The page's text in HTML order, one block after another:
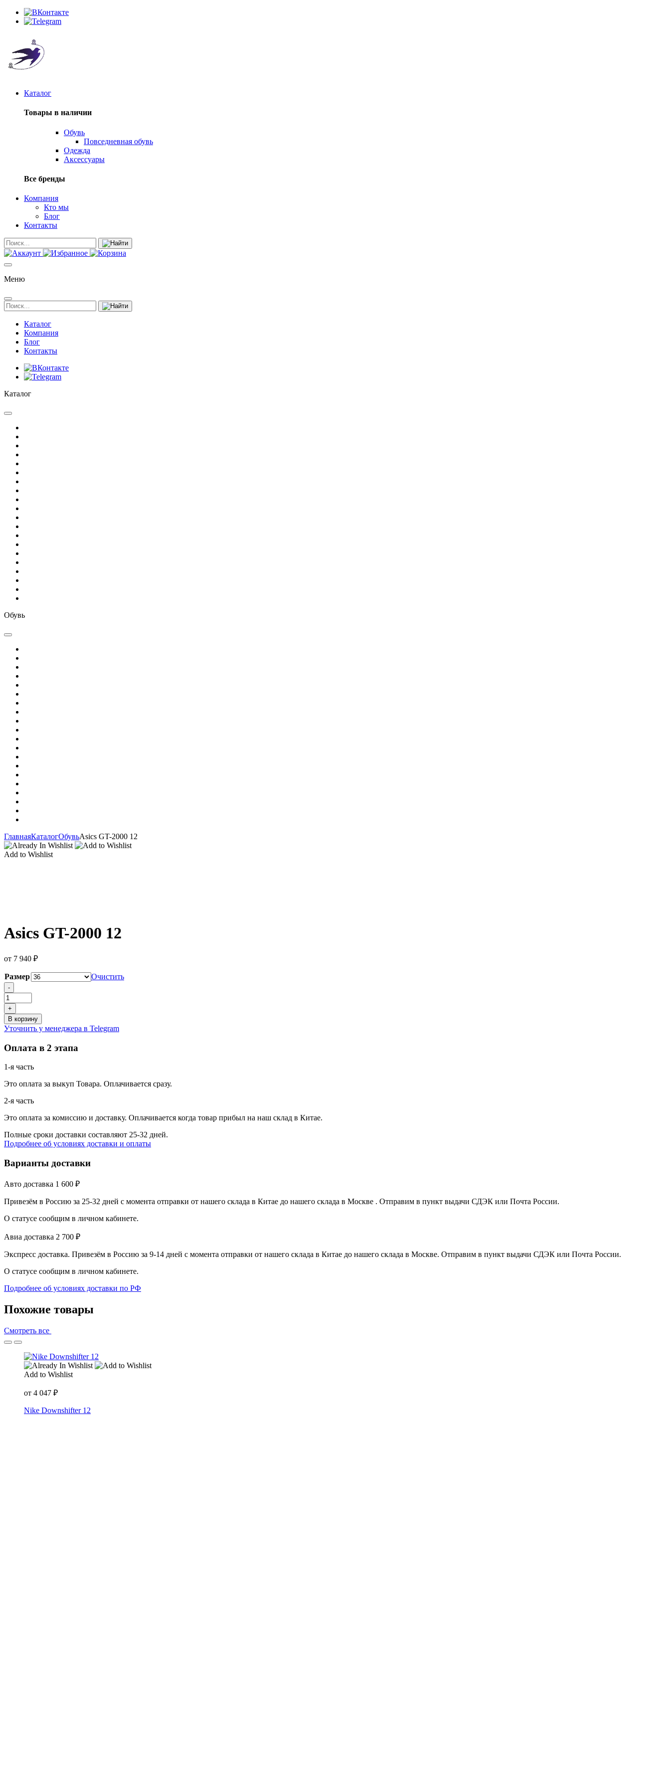
Каталог
Товары в наличии
Обувь
Повседневная обувь
Одежда
Аксессуары
Все бренды
Компания
Кто мы
Блог
Контакты
Меню
Каталог
Компания
Блог
Контакты
Каталог
Обувь
ГлавнаяКаталогОбувьAsics GT-2000 12
Add to Wishlist
Asics GT-2000 12
от 7 940 ₽
Размер
Очистить
Количество
товара
Asics
GT-
2000
12
-
+
В корзину
Уточнить у менеджера в Telegram
Оплата в 2 этапа
1-я часть
Это оплата за выкуп Товара. Оплачивается сразу.
2-я часть
Это оплата за комиссию и доставку. Оплачивается когда товар прибыл на наш склад в Китае.
Полные сроки доставки составляют 25-32 дней.
Подробнее об условиях доставки и оплаты
Варианты доставки
Авто доставка 1 600 ₽
Привезём в Россию за 25-32 дней с момента отправки от нашего склада в Китае до нашего склада в Москве . Отправим в пункт выдачи СДЭК или Почта России.
О статусе сообщим в личном кабинете.
Авиа доставка 2 700 ₽
Экспресс доставка. Привезём в Россию за 9-14 дней с момента отправки от нашего склада в Китае до нашего склада в Москве. Отправим в пункт выдачи СДЭК или Почта России.
О статусе сообщим в личном кабинете.
Подробнее об условиях доставки по РФ
Похожие товары
Смотреть все
Add to Wishlist
от 4 047 ₽
Nike Downshifter 12